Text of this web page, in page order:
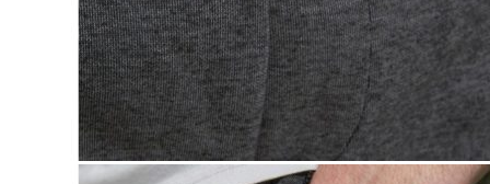
Lasten yöpaidat
Lasten pyjamat
Kylpytakit
Lasten asusteet
Vyöt, käsineet,pipot, ym
Sukat, sukkahousut, ym
Lasten ulkoilu
Lasten takit
Ulkoilupuvut, housut ja haalarit